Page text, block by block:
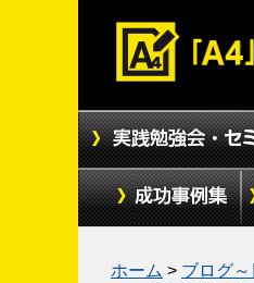
ホーム > ブログ